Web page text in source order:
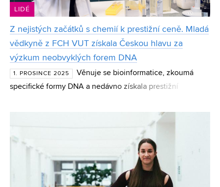
LIDÉ
Z nejistých začátků s chemií k prestižní ceně. Mladá
vědkyně z FCH VUT získala Českou hlavu za
výzkum neobvyklých forem DNA
1. PROSINCE 2025
Věnuje se bioinformatice, zkoumá
specifické formy DNA a nedávno získala prestižní
Dobrovolná působí na Fakultě chemické Vysokého učení